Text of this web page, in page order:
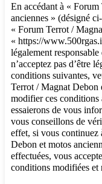
En accédant à «
anciennes » (désigné
« Forum Terrot /
« https://
légalement
n’acceptez pas d’être
conditions suivantes,
Terrot / Magnat Debon
modifier ces conditions
essaierons de vous
vous conseillons de
effet, si vous
Debon et motos
effectuées, vous
conditions modifiées et